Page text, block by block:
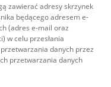
zawierać adresy skrzynek
będącego adresem e-
(adres e-mail oraz
w celu przesłania
danych przez
przetwarzania danych